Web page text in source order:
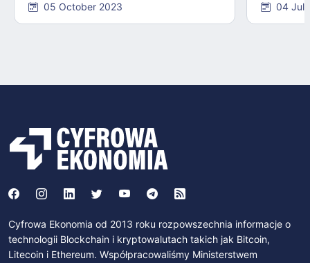
05 October 2023 04
Cyfrowa Ekonomia od 2013 roku rozpowszechnia informacje o
technologii Blockchain i kryptowalutach takich jak Bitcoin,
Litecoin i Ethereum. Współpracowaliśmy Ministerstwem